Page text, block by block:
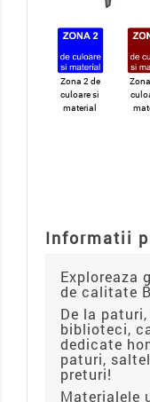
Zona 2 de
culoare si
material
Informatii
Exploreaza
de calitate
De la
biblioteci,
dedicate
paturi,
preturi!
Materialele